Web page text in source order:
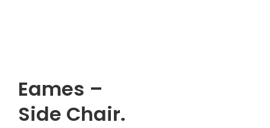
Eames –
Side Chair.